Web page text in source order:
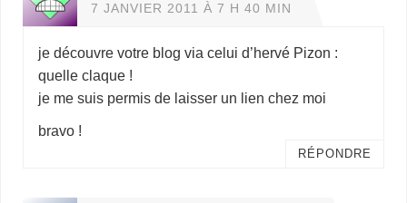
7 JANVIER 2011 À 7 H 40 MIN
je découvre votre blog via celui d’hervé Pizon :
quelle claque !
je me suis permis de laisser un lien chez moi
bravo !
RÉPONDRE